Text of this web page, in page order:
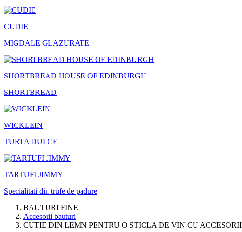
CUDIE
MIGDALE GLAZURATE
SHORTBREAD HOUSE OF EDINBURGH
SHORTBREAD
WICKLEIN
TURTA DULCE
TARTUFI JIMMY
Specialitati din trufe de padure
BAUTURI FINE
Accesorii bauturi
CUTIE DIN LEMN PENTRU O STICLA DE VIN CU ACCESORII